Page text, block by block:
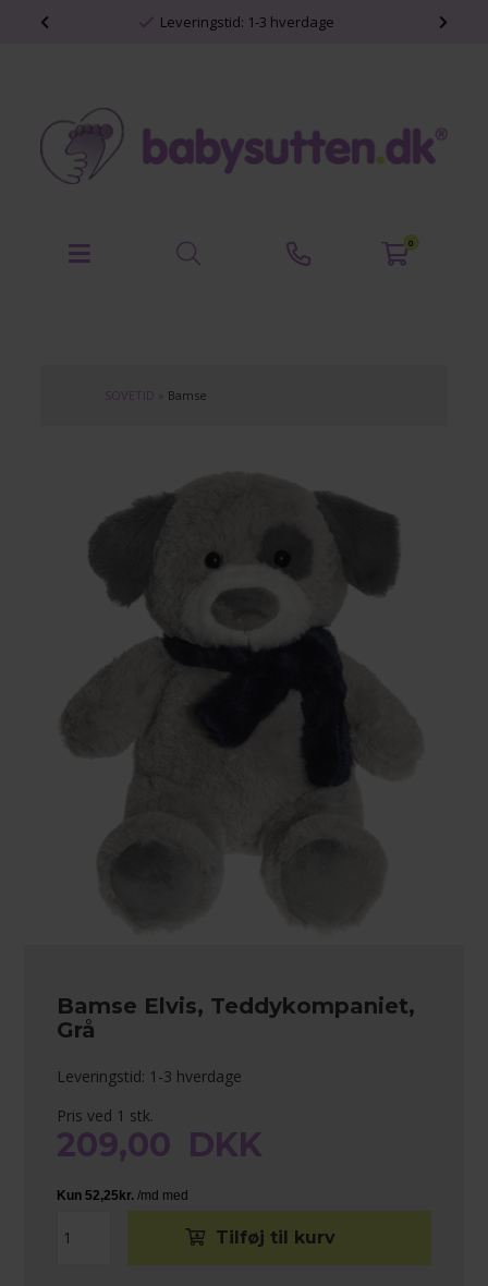
Leveringstid: 1-3 hverdage
0
SOVETID Bamse
Bamse Elvis, Teddykompaniet,
Grå
Leveringstid: 1-3 hverdage
Pris ved 1 stk.
209,00 DKK